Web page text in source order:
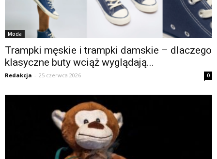
Moda
Trampki męskie i trampki damskie – dlaczego
klasyczne buty wciąż wyglądają...
Redakcja - 25 czerwca 2026 0